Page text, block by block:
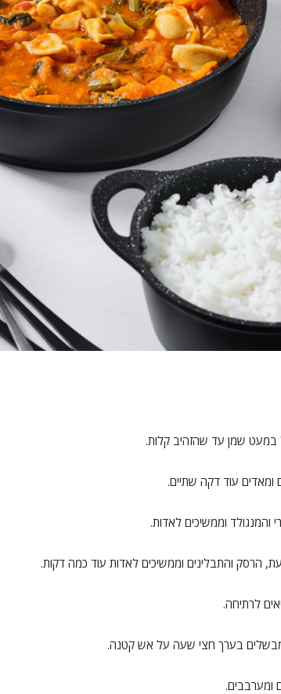
שמן עד שהזהיב קלות.
ומאדים עוד דקה שתיים.
והמנגולד וממשיכים לאדות.
הרסק והתבלינים וממשיכים לאדות עוד כמה דקות.
לרתיחה.
בערך חצי שעה על אש קטנה.
ומערבבים.